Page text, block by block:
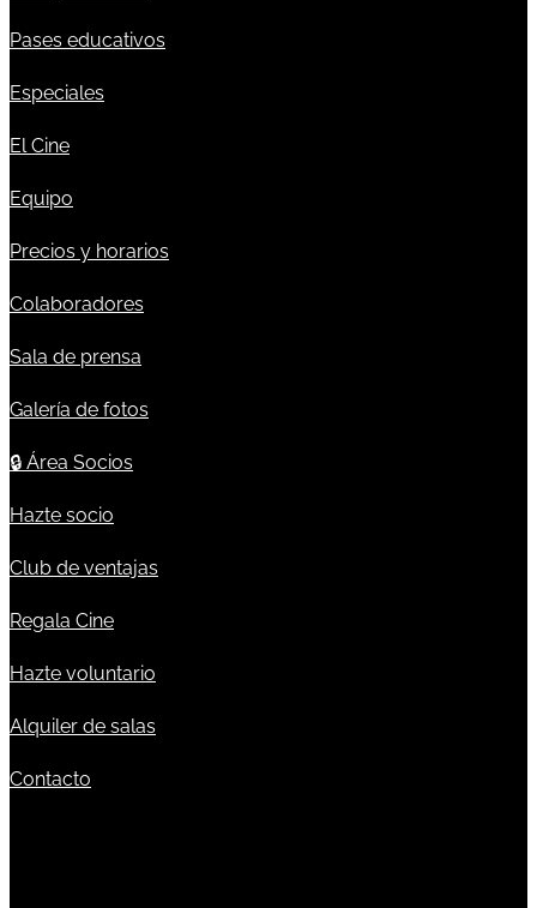
Pases educativos
Especiales
El Cine
Equipo
Precios y horarios
Colaboradores
Sala de prensa
Galería de fotos
🔒 Área Socios
Hazte socio
Club de ventajas
Regala Cine
Hazte voluntario
Alquiler de salas
Contacto